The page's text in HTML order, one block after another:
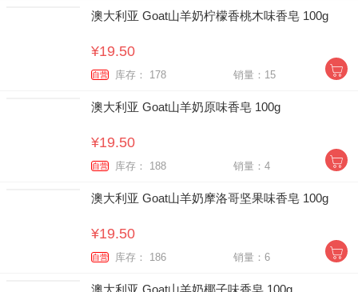
澳大利亚 Goat山羊奶柠檬香桃木味香皂 100g
¥19.50
自营 库存： 178 销量：15
澳大利亚 Goat山羊奶原味香皂 100g
¥19.50
自营 库存： 188 销量：4
澳大利亚 Goat山羊奶摩洛哥坚果味香皂 100g
¥19.50
自营 库存： 186 销量：6
澳大利亚 Goat山羊奶椰子味香皂 100g